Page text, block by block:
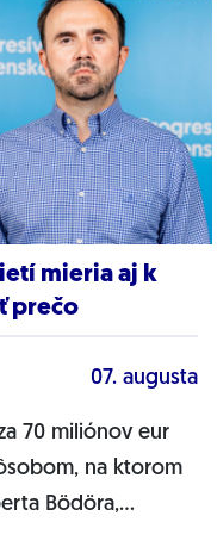
mieria aj k
prečo
07. augusta
70 miliónov eur
na ktorom
Bödöra,
Slovenska a...